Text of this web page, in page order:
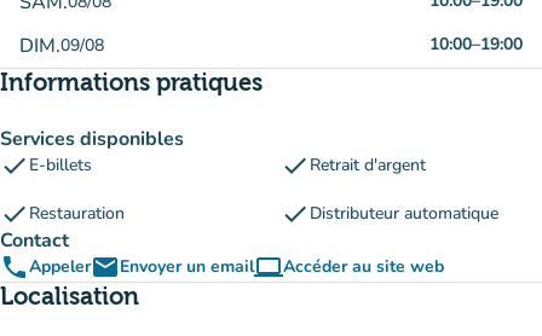
DIM.09/08 10:00–19:00
Informations pratiques
Services disponibles
check E-billets check Retrait d'argent
check Restauration check Distributeur automatique
Contact
phoneAppeleremailEnvoyer un emailcomputerAccéder au site web
(nouvel onglet)
Localisation